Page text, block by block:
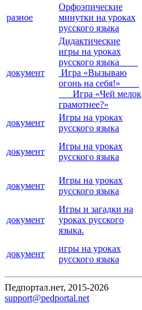
разное
Орфоэпические
минутки на уроках
русского языка
документ
Дидактические
игры на уроках
русского языка
Игра «Вызываю
огонь на себя!»
Игра «Чей мелок
грамотнее?»
документ
Игры на уроках
русского языка
документ
Игры на уроках
русского языка
документ
Игры на уроках
русского языка
документ
Игры и загадки на
уроках русского
языка.
документ
игры на уроках
русского языка
Педпортал.нет, 2015-2026
support@pedportal.net